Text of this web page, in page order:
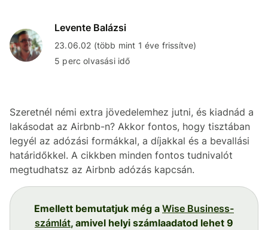
Levente Balázsi
23.06.02 (több mint 1 éve frissítve)
5 perc olvasási idő
Szeretnél némi extra jövedelemhez jutni, és kiadnád a
lakásodat az Airbnb-n? Akkor fontos, hogy tisztában
legyél az adózási formákkal, a díjakkal és a bevallási
határidőkkel. A cikkben minden fontos tudnivalót
megtudhatsz az Airbnb adózás kapcsán.
Emellett bemutatjuk még a Wise Business-
számlát, amivel helyi számlaadatod lehet 9